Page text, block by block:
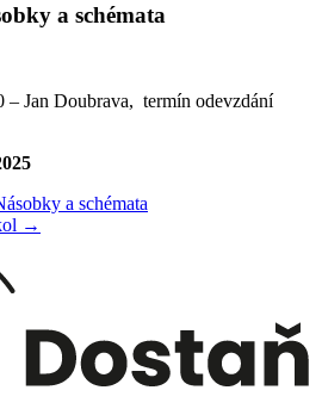
a schémata
– Jan Doubrava, termín odevzdání
a schémata
→